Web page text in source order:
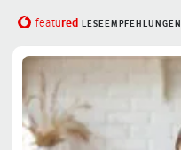
featured LESEEMPFEHLUNGEN